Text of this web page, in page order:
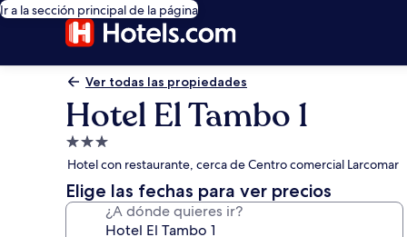
Ir a la sección principal de la página
Ver todas las propiedades
Hotel El Tambo 1
Propiedad
de
3.0
estrellas
Hotel con restaurante, cerca de Centro comercial Larcomar
Elige las fechas para ver precios
¿A dónde quieres ir?